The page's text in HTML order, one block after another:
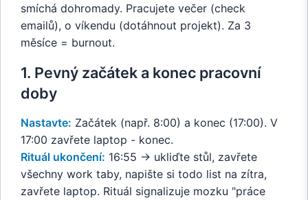
smíchá dohromady. Pracujete večer (check
emailů), o víkendu (dotáhnout projekt). Za 3
měsíce = burnout.
1. Pevný začátek a konec pracovní
doby
Nastavte: Začátek (např. 8:00) a konec (17:00). V
17:00 zavřete laptop - konec.
Rituál ukončení: 16:55 → ukliďte stůl, zavřete
všechny work taby, napište si todo list na zítra,
zavřete laptop. Rituál signalizuje mozku "práce